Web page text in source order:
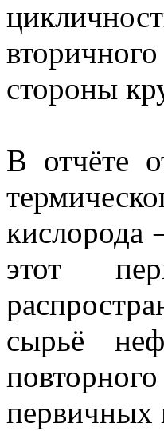
стороны
В отчёте
этот
сырьё
первичных